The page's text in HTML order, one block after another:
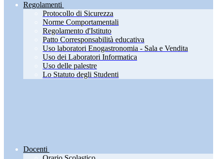
Regolamenti
Protocollo di Sicurezza
Norme Comportamentali
Regolamento d'Istituto
Patto Corresponsabilità educativa
Uso laboratori Enogastronomia - Sala e Vendita
Uso dei Laboratori Informatica
Uso delle palestre
Lo Statuto degli Studenti
Docenti